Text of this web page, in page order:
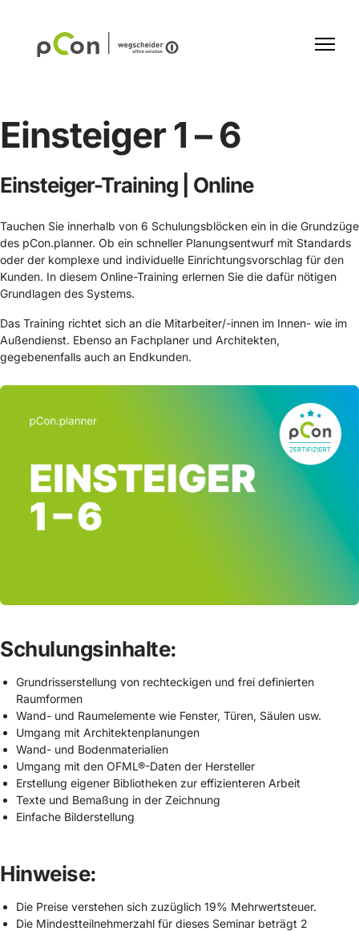
Einsteiger 1 – 6
Einsteiger-Training | Online
Tauchen Sie innerhalb von 6 Schulungsblöcken ein in die Grundzüge
des pCon.planner. Ob ein schneller Planungsentwurf mit Standards
oder der komplexe und individuelle Einrichtungsvorschlag für den
Kunden. In diesem Online-Training erlernen Sie die dafür nötigen
Grundlagen des Systems.
Das Training richtet sich an die Mitarbeiter/-innen im Innen- wie im
Außendienst. Ebenso an Fachplaner und Architekten,
gegebenenfalls auch an Endkunden.
Schulungsinhalte:
Grundrisserstellung von rechteckigen und frei definierten
Raumformen
Wand- und Raumelemente wie Fenster, Türen, Säulen usw.
Umgang mit Architektenplanungen
Wand- und Bodenmaterialien
Umgang mit den OFML®-Daten der Hersteller
Erstellung eigener Bibliotheken zur effizienteren Arbeit
Texte und Bemaßung in der Zeichnung
Einfache Bilderstellung
Hinweise:
Die Preise verstehen sich zuzüglich 19% Mehrwertsteuer.
Die Mindestteilnehmerzahl für dieses Seminar beträgt 2